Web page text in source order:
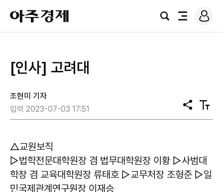
아
주
경
검
전
로
그
​[인사] 고려대
조현미 기자
입력 2023-07-03 17:51
공
유
텍
스
△교원보직
▷법학전문대학원장 겸 법무대학원장 이황 ▷사범대
학장 겸 교육대학원장 류태호 ▷교무처장 조형준 ▷일
민국제관계연구원장 이재승